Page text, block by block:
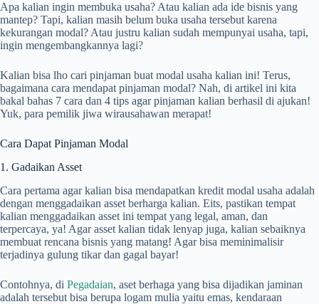
Apa kalian ingin membuka usaha? Atau kalian ada ide bisnis yang
mantep? Tapi, kalian masih belum buka usaha tersebut karena
kekurangan modal? Atau justru kalian sudah mempunyai usaha, tapi,
ingin mengembangkannya lagi?
Kalian bisa lho cari pinjaman buat modal usaha kalian ini! Terus,
bagaimana cara mendapat pinjaman modal? Nah, di artikel ini kita
bakal bahas 7 cara dan 4 tips agar pinjaman kalian berhasil di ajukan!
Yuk, para pemilik jiwa wirausahawan merapat!
Cara Dapat Pinjaman Modal
1. Gadaikan Asset
Cara pertama agar kalian bisa mendapatkan kredit modal usaha adalah
dengan menggadaikan asset berharga kalian. Eits, pastikan tempat
kalian menggadaikan asset ini tempat yang legal, aman, dan
terpercaya, ya! Agar asset kalian tidak lenyap juga, kalian sebaiknya
membuat rencana bisnis yang matang! Agar bisa meminimalisir
terjadinya gulung tikar dan gagal bayar!
Contohnya, di Pegadaian, aset berhaga yang bisa dijadikan jaminan
adalah tersebut bisa berupa logam mulia yaitu emas, kendaraan